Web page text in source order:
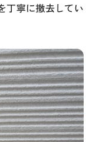
丁寧に撤去してい